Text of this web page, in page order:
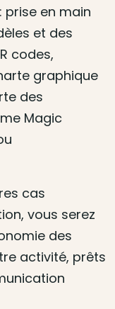
en main
et des
codes,
graphique
des
Magic
cas
vous serez
des
activité, prêts